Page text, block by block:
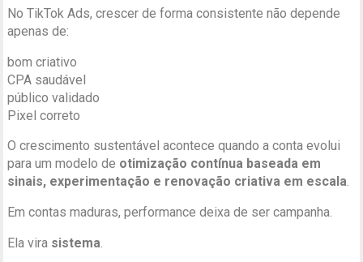
No TikTok Ads, crescer de forma consistente não depende
apenas de:
bom criativo
CPA saudável
público validado
Pixel correto
O crescimento sustentável acontece quando a conta evolui
para um modelo de otimização contínua baseada em
sinais, experimentação e renovação criativa em escala.
Em contas maduras, performance deixa de ser campanha.
Ela vira sistema.